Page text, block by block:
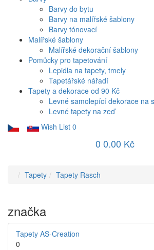
Barvy do bytu
Barvy na malířské šablony
Barvy tónovací
Malířské šablony
Malířské dekorační šablony
Pomůcky pro tapetování
Lepidla na tapety, tmely
Tapetářské nářadí
Tapety a dekorace od 90 Kč
Levné samolepící dekorace na
Levné tapety na zeď
Wish List 0
0 0.00 Kč
Tapety Tapety Rasch
značka
Tapety AS-Creation
0